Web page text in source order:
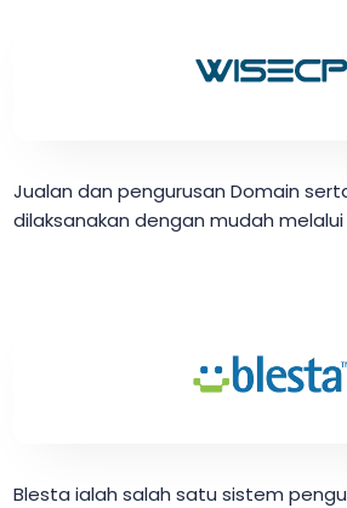
Jualan dan pengurusan Domain
dilaksanakan dengan mudah melalui
Blesta ialah salah satu sistem